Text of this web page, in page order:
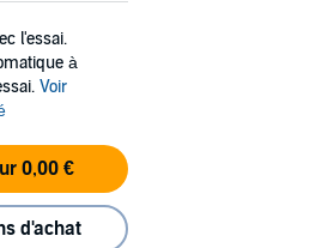
l'essai.
à
Voir
0,00 €
d'achat